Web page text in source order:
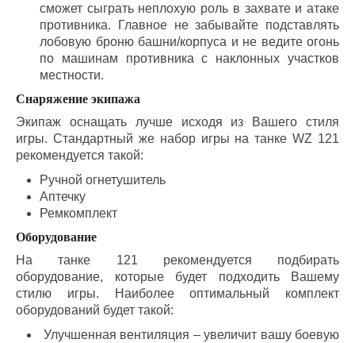
сможет сыграть неплохую роль в захвате и атаке
противника. Главное не забывайте подставлять
лобовую броню башни/корпуса и не ведите огонь
по машинам противника с наклонных участков
местности.
Снаряжение экипажа
Экипаж оснащать лучше исходя из Вашего стиля
игры. Стандартный же набор игры на танке WZ 121
рекомендуется такой:
Ручной огнетушитель
Аптечку
Ремкомплект
Оборудование
На танке 121 рекомендуется подбирать
оборудование, которые будет подходить Вашему
стилю игры. Наиболее оптимальный комплект
оборудований будет такой:
Улучшенная вентиляция – увеличит вашу боевую